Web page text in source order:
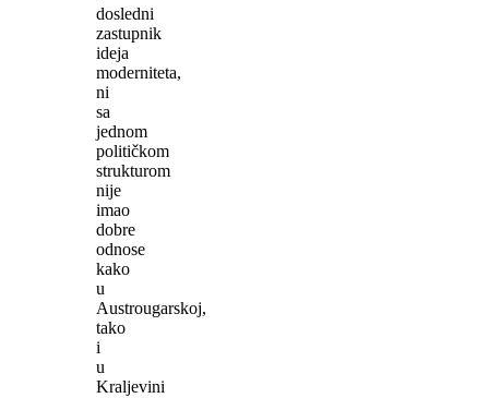
dosledni
zastupnik
ideja
moderniteta,
ni
sa
jednom
političkom
strukturom
nije
imao
dobre
odnose
kako
u
Austrougarskoj,
tako
i
u
Kraljevini